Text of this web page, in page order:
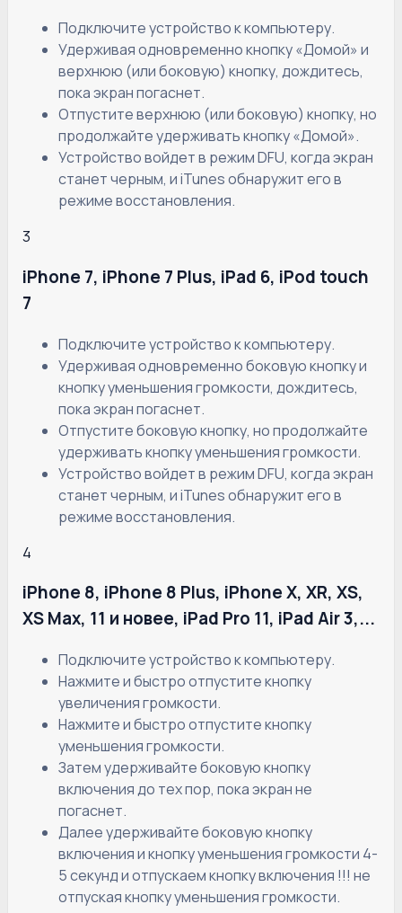
Подключите устройство к компьютеру.
Удерживая одновременно кнопку «Домой» и
верхнюю (или боковую) кнопку, дождитесь,
пока экран погаснет.
Отпустите верхнюю (или боковую) кнопку, но
продолжайте удерживать кнопку «Домой».
Устройство войдет в режим DFU, когда экран
станет черным, и iTunes обнаружит его в
режиме восстановления.
3
iPhone 7, iPhone 7 Plus, iPad 6, iPod touch
7
Подключите устройство к компьютеру.
Удерживая одновременно боковую кнопку и
кнопку уменьшения громкости, дождитесь,
пока экран погаснет.
Отпустите боковую кнопку, но продолжайте
удерживать кнопку уменьшения громкости.
Устройство войдет в режим DFU, когда экран
станет черным, и iTunes обнаружит его в
режиме восстановления.
4
iPhone 8, iPhone 8 Plus, iPhone X, XR, XS,
XS Max, 11 и новее, iPad Pro 11, iPad Air 3,...
Подключите устройство к компьютеру.
Нажмите и быстро отпустите кнопку
увеличения громкости.
Нажмите и быстро отпустите кнопку
уменьшения громкости.
Затем удерживайте боковую кнопку
включения до тех пор, пока экран не
погаснет.
Далее удерживайте боковую кнопку
включения и кнопку уменьшения громкости 4-
5 секунд и отпускаем кнопку включения !!! не
отпуская кнопку уменьшения громкости.